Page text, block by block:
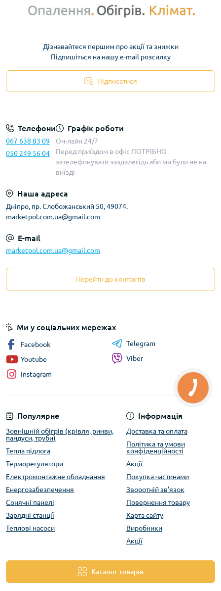
Дізнавайтеся першим про акції та знижки
Підпишіться на нашу e-mail розсилку
Підписатися
Телефони
067 638 83 09
050 249 56 04
Графік роботи
Он-лайн 24/7
Перед приїздом в офіс ПОТРІБНО
зателефонувати заздалегідь аби ми були не на
виїзді
Наша адреса
Дніпро, пр. Слобожанський 50, 49074.
marketpol.com.ua@gmail.com
E-mail
marketpol.com.ua@gmail.com
Перейти до контактів
Популярне
Зовнішній обігрів (крівля, ринви,
пандуси, труби)
Тепла підлога
Терморегулятори
Електромонтажне обладнання
Енергозабезпечення
Сонячні панелі
Зарядні станції
Теплові насоси
Інформація
Доставка та оплата
Політика та умови
конфіденційності
Акції
Покупка частинами
Зворотній зв’язок
Повернення товару
Карта сайту
Виробники
Акції
Каталог товарів
Ми у соціальних мережах
Facebook
Youtube
Instagram
Telegram
Viber